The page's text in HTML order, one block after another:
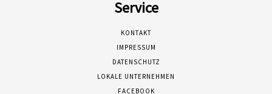
Service
KONTAKT
IMPRESSUM
DATENSCHUTZ
LOKALE UNTERNEHMEN
FACEBOOK